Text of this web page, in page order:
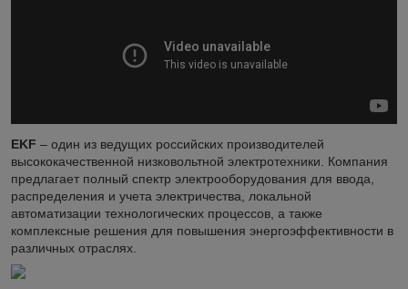
EKF – один из ведущих российских производителей
высококачественной низковольтной электротехники. Компания
предлагает полный спектр электрооборудования для ввода,
распределения и учета электричества, локальной
автоматизации технологических процессов, а также
комплексные решения для повышения энергоэффективности в
различных отраслях.